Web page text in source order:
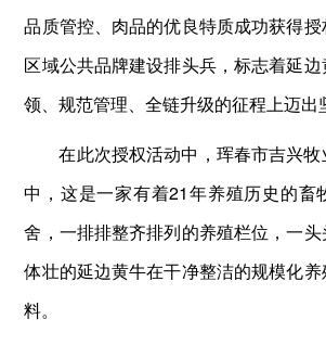
品质管控、肉品的优良特质成功获得
区域公共品牌建设排头兵，标志着延
领、规范管理、全链升级的征程上迈出
在此次授权活动中，珲春市吉兴
中，这是一家有着21年养殖历史的畜
舍，一排排整齐排列的养殖栏位，一
体壮的延边黄牛在干净整洁的规模化
料。